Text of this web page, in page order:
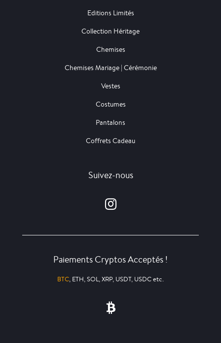
Editions Limités
Collection Héritage
Chemises
Chemises Mariage | Cérémonie
Vestes
Costumes
Pantalons
Coffrets Cadeau
Suivez-nous
Paiements Cryptos Acceptés !
BTC, ETH, SOL, XRP, USDT, USDC etc.